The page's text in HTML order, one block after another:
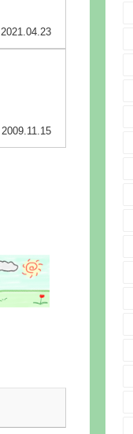
2021.04.23
2009.11.15